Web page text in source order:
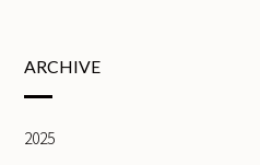
ARCHIVE
2025